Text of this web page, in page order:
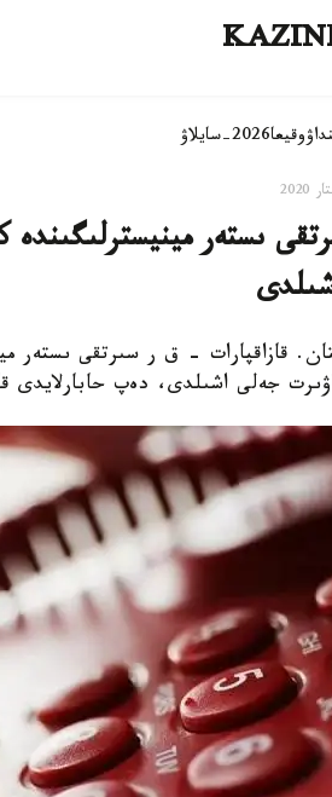
وقيعا2026-سايلاۋ
ىستەر مينيسترلىگىندە
قازاقپارات – ق ر سىرتقى ىستەر
جەلى اشىلدى، دەپ حابارلايدى